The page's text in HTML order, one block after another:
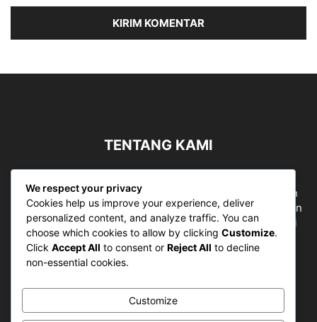
TENTANG KAMI
bergerak di ruang jurnalistik, sebagai entitas pemberian
ruang Publik, Media merupakan literasi mutlak diperlukan
sebagai kemampuan dasar berpikir kritis untuk hidup di
abad informasi.
Hubungi kami:
IKUTI KAMI
We respect your privacy
Cookies help us improve your experience, deliver
personalized content, and analyze traffic. You can
choose which cookies to allow by clicking Customize.
Click Accept All to consent or Reject All to decline
non-essential cookies.
Customize